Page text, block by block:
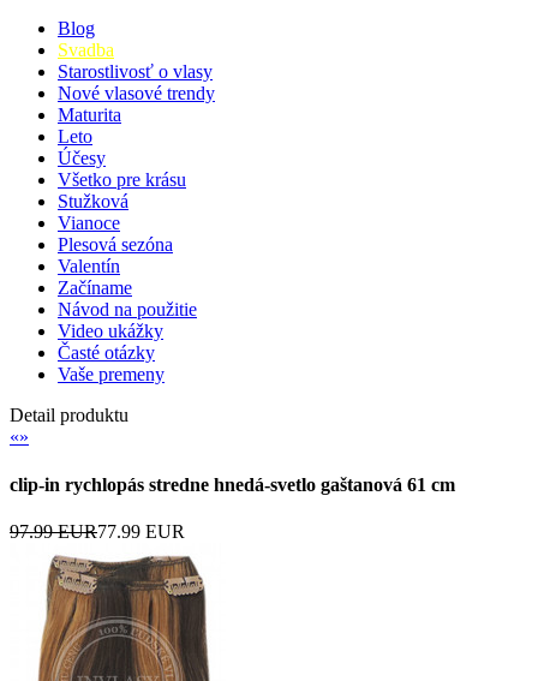
Blog
Svadba
Starostlivosť o vlasy
Nové vlasové trendy
Maturita
Leto
Účesy
Všetko pre krásu
Stužková
Vianoce
Plesová sezóna
Valentín
Začíname
Návod na použitie
Video ukážky
Časté otázky
Vaše premeny
Detail produktu
«»
clip-in rychlopás stredne hnedá-svetlo gaštanová 61 cm
97.99 EUR77.99 EUR